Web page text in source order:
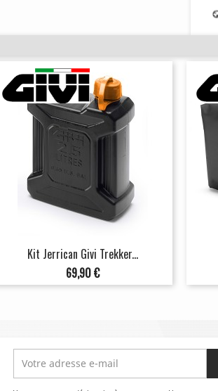
Kit Jerrican Givi Trekker...
Prix
69,90 €